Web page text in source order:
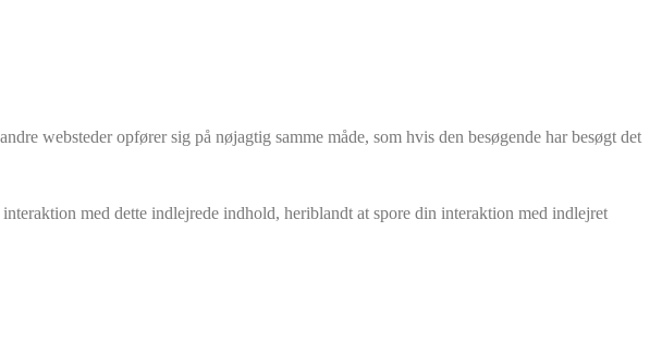
websteder opfører sig på nøjagtig samme måde, som hvis den besøgende har besøgt det
med dette indlejrede indhold, heriblandt at spore din interaktion med indlejret